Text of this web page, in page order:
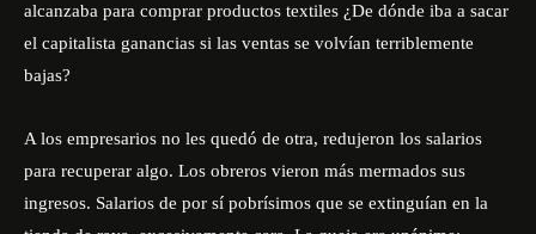
alcanzaba para comprar productos textiles ¿De dónde iba a sacar
el capitalista ganancias si las ventas se volvían terriblemente
bajas?
A los empresarios no les quedó de otra, redujeron los salarios
para recuperar algo. Los obreros vieron más mermados sus
ingresos. Salarios de por sí pobrísimos que se extinguían en la